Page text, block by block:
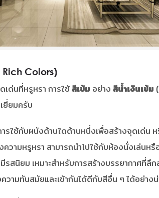
Colors)
ด่นที่หรูหรา การใช้ สีเข้ม อย่าง สีน้ำเงินเข้ม
ยี่ยมครับ
รใช้กับผนังด้านใดด้านหนึ่งเพื่อสร้างจุดเด่น
ามหรูหรา สามารถนำไปใช้กับห้องนั่งเล่นห
สนิยม เหมาะสำหรับการสร้างบรรยากาศที่ลึก
ามทันสมัยและเข้ากันได้ดีกับสีอื่น ๆ ได้อย่างน่